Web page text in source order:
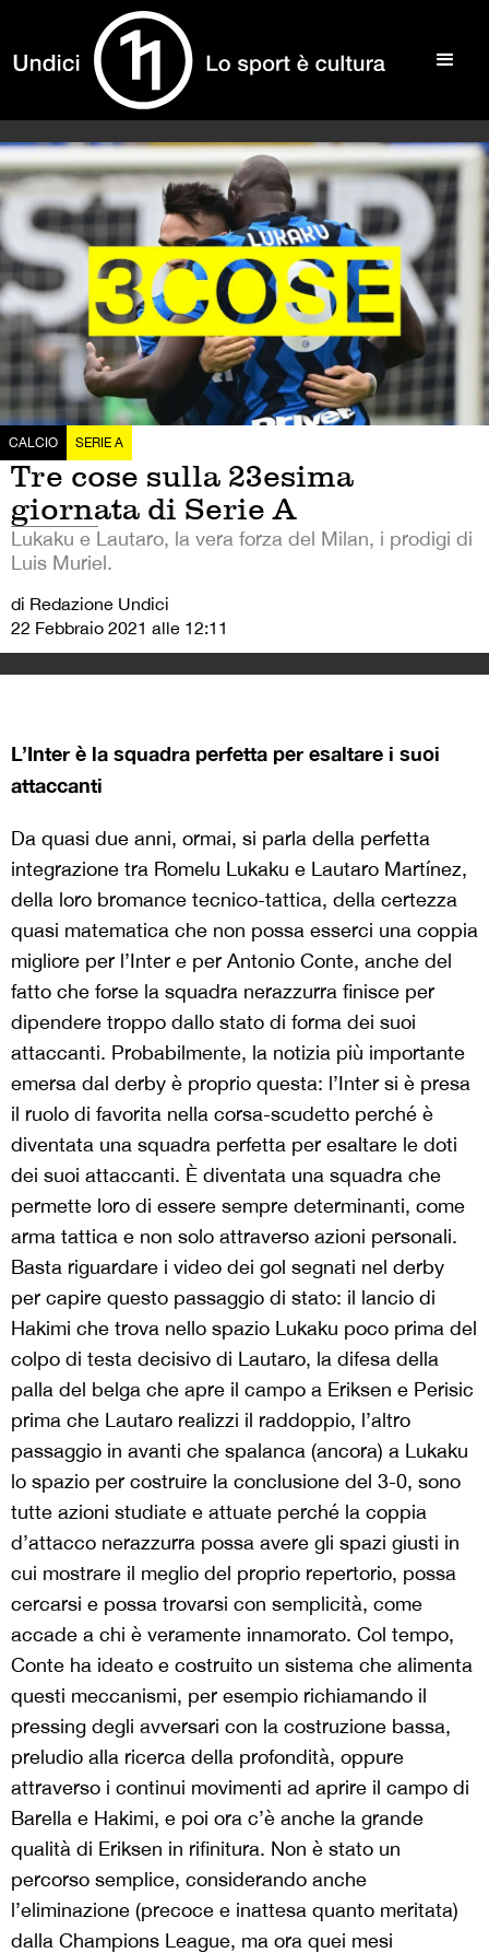
CALCIO SERIE A
Tre cose sulla 23esima
giornata di Serie A
Lukaku e Lautaro, la vera forza del Milan, i prodigi di
Luis Muriel.
di Redazione Undici
22 Febbraio 2021 alle 12:11
L’Inter è la squadra perfetta per esaltare i suoi
attaccanti
Da quasi due anni, ormai, si parla della perfetta
integrazione tra Romelu Lukaku e Lautaro Martínez,
della loro bromance tecnico-tattica, della certezza
quasi matematica che non possa esserci una coppia
migliore per l’Inter e per Antonio Conte, anche del
fatto che forse la squadra nerazzurra finisce per
dipendere troppo dallo stato di forma dei suoi
attaccanti. Probabilmente, la notizia più importante
emersa dal derby è proprio questa: l’Inter si è presa
il ruolo di favorita nella corsa-scudetto perché è
diventata una squadra perfetta per esaltare le doti
dei suoi attaccanti. È diventata una squadra che
permette loro di essere sempre determinanti, come
arma tattica e non solo attraverso azioni personali.
Basta riguardare i video dei gol segnati nel derby
per capire questo passaggio di stato: il lancio di
Hakimi che trova nello spazio Lukaku poco prima del
colpo di testa decisivo di Lautaro, la difesa della
palla del belga che apre il campo a Eriksen e Perisic
prima che Lautaro realizzi il raddoppio, l’altro
passaggio in avanti che spalanca (ancora) a Lukaku
lo spazio per costruire la conclusione del 3-0, sono
tutte azioni studiate e attuate perché la coppia
d’attacco nerazzurra possa avere gli spazi giusti in
cui mostrare il meglio del proprio repertorio, possa
cercarsi e possa trovarsi con semplicità, come
accade a chi è veramente innamorato. Col tempo,
Conte ha ideato e costruito un sistema che alimenta
questi meccanismi, per esempio richiamando il
pressing degli avversari con la costruzione bassa,
preludio alla ricerca della profondità, oppure
attraverso i continui movimenti ad aprire il campo di
Barella e Hakimi, e poi ora c’è anche la grande
qualità di Eriksen in rifinitura. Non è stato un
percorso semplice, considerando anche
l’eliminazione (precoce e inattesa quanto meritata)
dalla Champions League, ma ora quei mesi